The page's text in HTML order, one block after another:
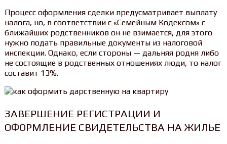
Процесс оформления сделки предусматривает выплату
налога, но, в соответствии с «Семейным Кодексом» с
ближайших родственников он не взимается, для этого
нужно подать правильные документы из налоговой
инспекции. Однако, если стороны — дальняя родня либо
не состоящие в родственных отношениях люди, то налог
составит 13%.
ЗАВЕРШЕНИЕ РЕГИСТРАЦИИ И
ОФОРМЛЕНИЕ СВИДЕТЕЛЬСТВА НА ЖИЛЬЕ